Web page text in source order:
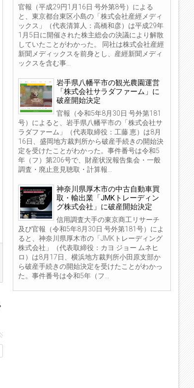
官報（平成29円1月16日 号外第8号）による
と、東京都台東区小島の「株式会社産經メディ
ックス」（代表清算人：高橋和彦）は平成29年
1月5日に開催された株主総会の決議により解散
していたことがわかった。 同社は株式会社産經
新聞メディックスを前身とし、産經新聞メディ
ックスを含む事...
岩手県八幡平市の観光農園運営
「株式会社サラダファーム」に
破産開始決定
官報（令和5年8月30日 号外第181
号）によると、岩手県八幡平市の「株式会社サ
ラダファーム」（代表取締役：工藤 恵）は8月
16日、盛岡地方裁判所から破産手続きの開始決
定を受けたことがわかった。事件番号は令和5
年（フ）第206号で、財産状況報告集会・一般
調査・廃止意見聴取・計算報...
神奈川県厚木市の中古自動車買
取・輸出業「JMKトレーディン
グ株式会社」に破産開始決定
信用調査大手の東京商工リサーチ
及び官報（令和5年8月30日 号外第181号）によ
ると、神奈川県厚木市の「JMKトレーディング
株式会社」（代表取締役：カヨ ジョー ムネヒ
ロ）は8月17日、横浜地方裁判所小田原支部か
ら破産手続きの開始決定を受けたことがわかっ
た。事件番号は令和5年（フ...